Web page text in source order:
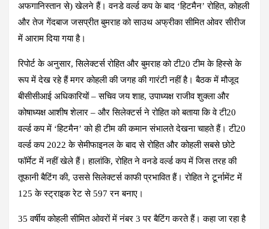
अफगानिस्तान से) खेलने हैं। वनडे वर्ल्ड कप के बाद ‘हिटमैन’ रोहित, कोहली
और तेज गेंदबाज जसप्रीत बुमराह को साउथ अफ्रीका सीमित ओवर सीरीज
में आराम दिया गया है।
रिपोर्ट के अनुसार, सिलेक्टर्स रोहित और बुमराह को टी20 टीम के हिस्से के
रूप में देख रहे हैं मगर कोहली की जगह की गारंटी नहीं है। बैठक में मौजूद
बीसीसीआई अधिकारियों – सचिव जय शाह, उपाध्यक्ष राजीव शुक्ला और
कोषाध्यक्ष आशीष शेलार – और सिलेक्टर्स ने रोहित को बताया कि वे टी20
वर्ल्ड कप में ‘हिटमैन’ को ही टीम की कमान संभालते देखना चाहते हैं। टी20
वर्ल्ड कप 2022 के सेमीफाइनल के बाद से रोहित और कोहली सबसे छोटे
फॉर्मेट में नहीं खेले हैं। हालांकि, रोहित ने वनडे वर्ल्ड कप में जिस तरह की
तूफानी बैटिंग की, उससे सिलेक्टर्स काफी प्रभावित हैं। रोहित ने टूर्नामेंट में
125 के स्ट्राइक रेट से 597 रन बनाए।
35 वर्षीय कोहली सीमित ओवरों में नंबर 3 पर बैटिंग करते हैं। कहा जा रहा है